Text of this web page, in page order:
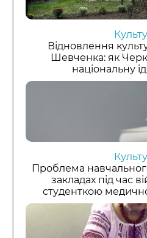
Відновлення
Шевченка: як
національну
Проблема
закладах під час
студенткою